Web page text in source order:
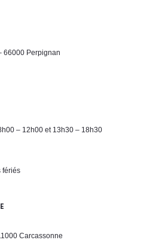
66000 Perpignan
– 12h00 et 13h30 – 18h30
fériés
Carcassonne